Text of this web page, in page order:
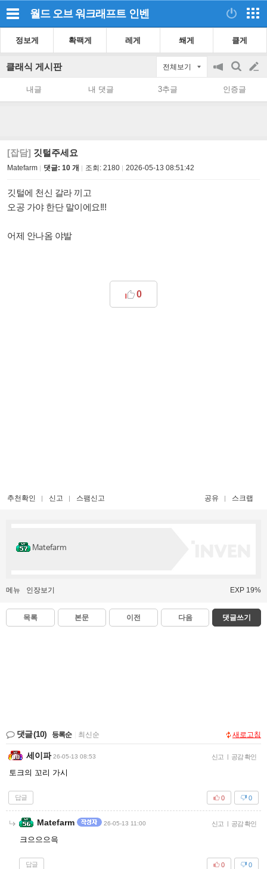
월드 오브 워크래프트 인벤
정보게 확팩게 레게 쐐게 클게
클래식 게시판 전체보기
공
on/off
검
색
글
쓰
내글 내 댓글 3추글 인증글
[잡담] 깃털주세요
Matefarm 댓글: 10 개 조회: 2180 2026-05-13 08:51:42
깃털에 천신 갈라 끼고
오공 가야 한단 말이에요!!!
어제 안나옴 야발
0
추천확인 신고 스팸신고 공유 스크랩
Matefarm
메뉴 인장보기 EXP 19%
목록 본문 이전 다음 댓글쓰기
댓글(10) 등록순 최신순 새로고침
세이파 26-05-13 08:53 신고 | 공감 확인
토크의 꼬리 가시
답글 0
0
Matefarm 26-05-13 11:00 신고 | 공감 확인
크으으으윽
답글 0
0